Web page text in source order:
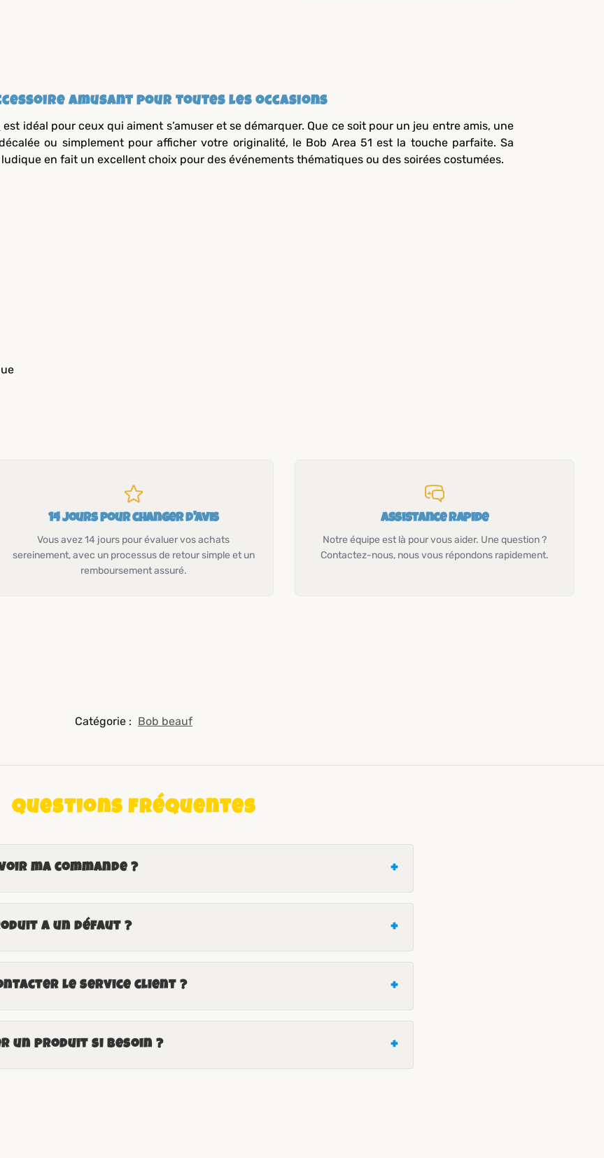
amusant pour toutes les occasions
est idéal pour ceux qui aiment s’amuser et se démarquer. Que ce soit pour un jeu entre amis, une
ou simplement pour afficher votre originalité, le Bob Area 51 est la touche parfaite. Sa
en fait un excellent choix pour des événements thématiques ou des soirées costumées.
14 jours pour changer d'avis
Vous avez 14 jours pour évaluer vos achats
sereinement, avec un processus de retour simple et un
remboursement assuré.
Assistance rapide
Notre équipe est là pour vous aider. Une question ?
Contactez-nous, nous vous répondons rapidement.
Catégorie : Bob beauf
Questions fréquentes
ma commande ?
a un défaut ?
le service client ?
un produit si besoin ?